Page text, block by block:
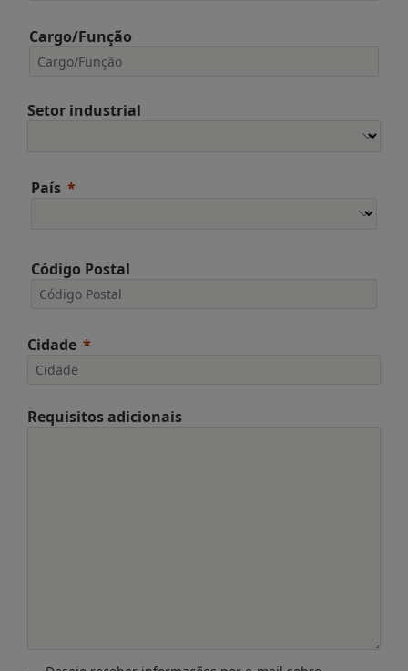
Cargo/Função
Setor industrial
País
Código Postal
Cidade
Requisitos adicionais